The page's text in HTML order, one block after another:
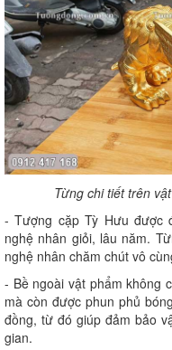
Từng chi tiết trên
- Tượng cặp Tỳ Hưu được
nghệ nhân giỏi, lâu năm.
nghệ nhân chăm chút vô
- Bề ngoài vật phẩm không
mà còn được phun phủ
đồng, từ đó giúp đảm bảo
gian.